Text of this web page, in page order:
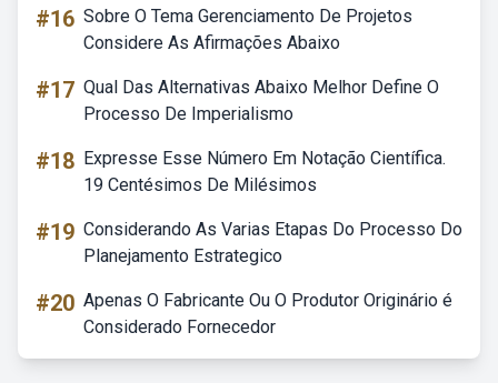
#16 Sobre O Tema Gerenciamento De Projetos
Considere As Afirmações Abaixo
#17 Qual Das Alternativas Abaixo Melhor Define O
Processo De Imperialismo
#18 Expresse Esse Número Em Notação Científica.
19 Centésimos De Milésimos
#19 Considerando As Varias Etapas Do Processo Do
Planejamento Estrategico
#20 Apenas O Fabricante Ou O Produtor Originário é
Considerado Fornecedor